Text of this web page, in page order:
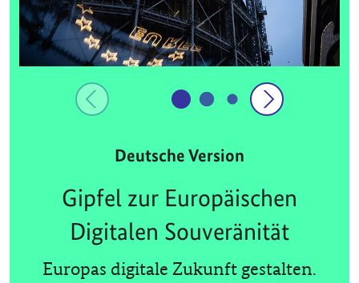
Deutsche Version
Gipfel zur Europäischen
Digitalen Souveränität
Europas digitale Zukunft gestalten.